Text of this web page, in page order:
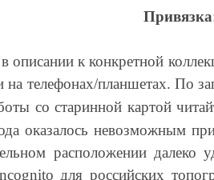
Привязка
описании к конкретной
на телефонах/планшетах. По
со старинной картой
оказалось невозможным
расположении
для российских